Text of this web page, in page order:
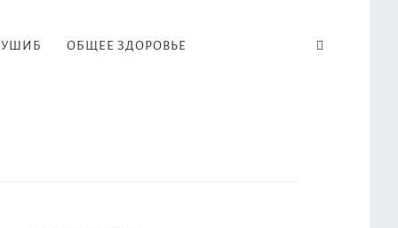
УШИБ ОБЩЕЕ ЗДОРОВЬЕ